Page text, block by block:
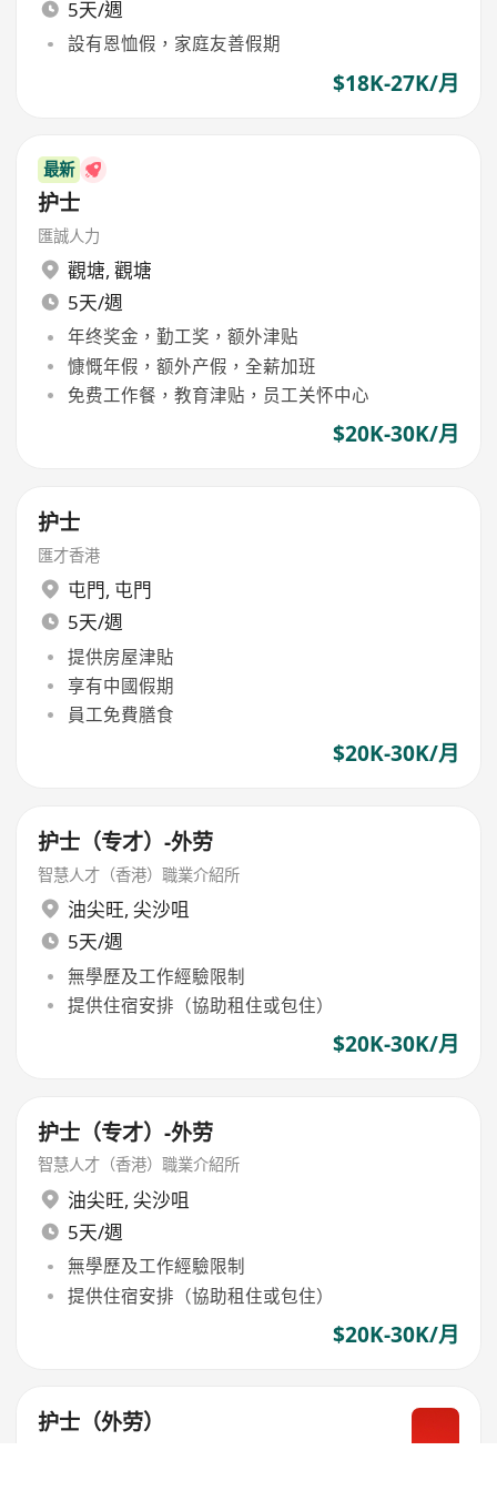
5天/週
設有恩恤假，家庭友善假期
$18K-27K/月
最新
护士
匯誠人力
觀塘, 觀塘
5天/週
年终奖金，勤工奖，额外津贴
慷慨年假，额外产假，全薪加班
免费工作餐，教育津贴，员工关怀中心
$20K-30K/月
护士
匯才香港
屯門, 屯門
5天/週
提供房屋津貼
享有中國假期
員工免費膳食
$20K-30K/月
护士（专才）-外劳
智慧人才（香港）職業介紹所
油尖旺, 尖沙咀
5天/週
無學歷及工作經驗限制
提供住宿安排（協助租住或包住）
$20K-30K/月
护士（专才）-外劳
智慧人才（香港）職業介紹所
油尖旺, 尖沙咀
5天/週
無學歷及工作經驗限制
提供住宿安排（協助租住或包住）
$20K-30K/月
护士（外劳）